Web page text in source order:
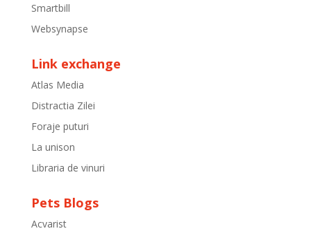
Smartbill
Websynapse
Link exchange
Atlas Media
Distractia Zilei
Foraje puturi
La unison
Libraria de vinuri
Pets Blogs
Acvarist